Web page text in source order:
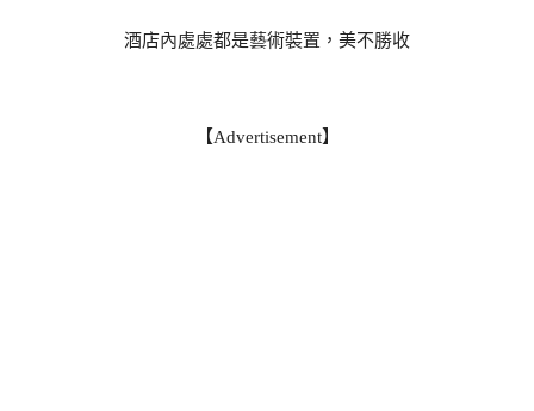
酒店內處處都是藝術裝置，美不勝收
【Advertisement】